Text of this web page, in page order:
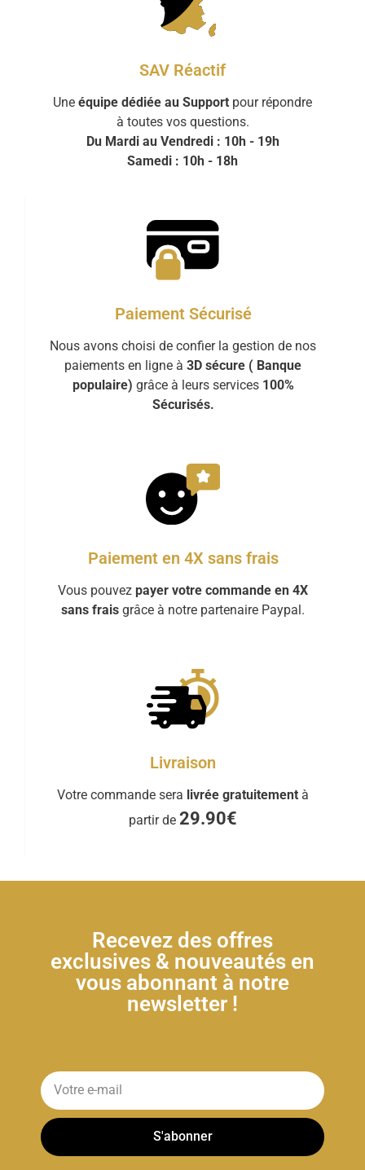
SAV Réactif
Une équipe dédiée au Support pour répondre
à toutes vos questions.
Du Mardi au Vendredi : 10h - 19h
Samedi : 10h - 18h
Paiement Sécurisé
Nous avons choisi de confier la gestion de nos
paiements en ligne à 3D sécure ( Banque
populaire) grâce à leurs services 100%
Sécurisés.
Paiement en 4X sans frais
Vous pouvez payer votre commande en 4X
sans frais grâce à notre partenaire Paypal.
Livraison
Votre commande sera livrée gratuitement à
partir de 29.90€
Recevez des offres
exclusives & nouveautés en
vous abonnant à notre
newsletter !
S'abonner